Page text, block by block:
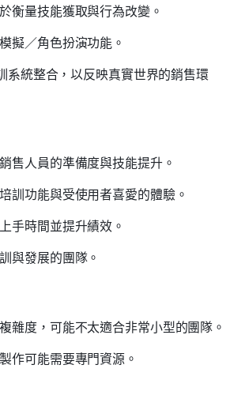
衡量技能獲取與行為改變。
擬／角色扮演功能。
系統整合，以反映真實世界的銷售環
售人員的準備度與技能提升。
訓功能與受使用者喜愛的體驗。
手時間並提升績效。
與發展的團隊。
雜度，可能不太適合非常小型的團隊。
作可能需要專門資源。